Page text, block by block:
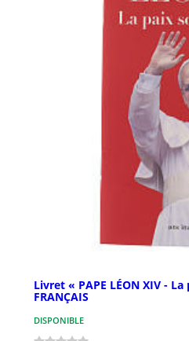
Livret « PAPE LÉON XIV -
FRANÇAIS
DISPONIBLE